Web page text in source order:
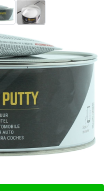
image
View larger imageView larger image
+5
€
GUARDAR 5% 22,80
p/ud21, 60 €
GUARDAR 15% p/ud €